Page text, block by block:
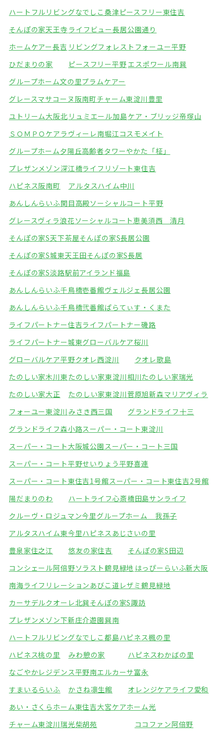
ハートフルリビングなでしこ桑津ピースフリー東住吉
そんぽの家天王寺ライフビュー長居公園通り
ホームケアー長吉 リビングフォレスト フォーユー平野
ひだまりの家
ピースフリー平野エスポワール南巽
グループホーム文の里プラムケアー
グレースマサコーヌ阪南町チャーム東淀川豊里
ユトリーム大阪北 リュミエール加島ケア・ブリッジ帝塚山
ＳＯＭＰＯケアラヴィーレ南堀江コスモメイト
グループホーム夕陽丘高齢者タワーやかた「柾」
プレザンメゾン深江橋ライフリゾート東住吉
ハピネス阪南町
アルタスハイム中川
あんしんらいふ関目高殿ソーシャルコート平野
グレースヴィラ浪花ソーシャルコート恵美須西 清月
そんぽの家S天下茶屋そんぽの家S長居公園
そんぽの家S城東天王田そんぽの家S長居
そんぽの家S淡路駅前アイランド福島
あんしんらいふ千鳥橋壱番館ヴェルジェ長居公園
あんしんらいふ千鳥橋弐番館ぱらてぃす・くまた
ライフパートナー住吉ライフパートナー磯路
ライフパートナー城東グローバルケア桜川
グローバルケア平野クオレ西淀川
クオレ歌島
たのしい家木川東 たのしい家東淀川相川たのしい家瑞光
たのしい家大正
たのしい家東淀川菅原旭新森マリアヴィラ
フォーユー東淀川 みさき西三国
グランドライフ十三
グランドライフ森小路スーパー・コート東淀川
スーパー・コート大阪城公園スーパー・コート三国
スーパー・コート平野せいりょう平野喜連
スーパー・コート東住吉1号館スーパー・コート東住吉2号館
陽だまりのわ
ハートライフ心斎橋田島サンライフ
クルーヴ・ロジュマン今里 グループホーム 我孫子
アルタスハイム東今里ハピネスあじさいの里
豊泉家住之江
悠友の家住吉
そんぽの家S田辺
コンシェール阿倍野ソラスト鶴見緑地 はっぴーらいふ新大阪
南海ライフリレーションあびこ道 レザミ鶴見緑地
カーサデルクオーレ北巽そんぽの家S諏訪
プレザンメゾン下新庄介遊園巽南
ハートフルリビングなでしこ都島ハピネス楓の里
ハピネス桃の里
みわ憩の家
ハピネスわかばの里
なごやかレジデンス平野南エルカーサ富永
すまいるらいふ
かさね凛生館
オレンジケアライフ愛和
あい・さくらホーム東住吉大宮ケアホーム光
チャーム東淀川瑞光柴胡苑
ココファン阿倍野